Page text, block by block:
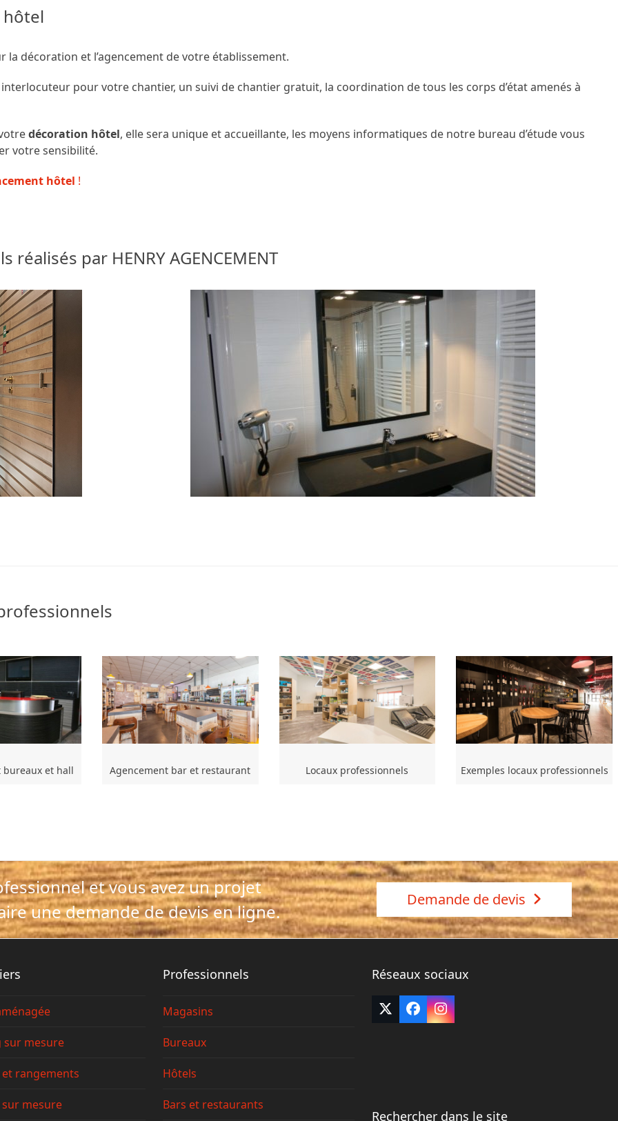
décoration et l’agencement de votre établissement.
interlocuteur pour votre chantier, un suivi de chantier gratuit, la coordination de tous les corps d’état amenés à
décoration hôtel, elle sera unique et accueillante, les moyens informatiques de notre bureau d’étude vous
votre sensibilité.
hôtel !
par HENRY AGENCEMENT
bureaux et hall Agencement bar et restaurant Locaux professionnels Exemples locaux professionnels
et vous avez un projet
une demande de devis en ligne.
Demande de devis
sur mesure
et rangements
mesure
Professionnels
Magasins
Bureaux
Hôtels
Bars et restaurants
Réseaux sociaux
Twitter
(deprecated)
FacebookInstagram
Rechercher dans le site